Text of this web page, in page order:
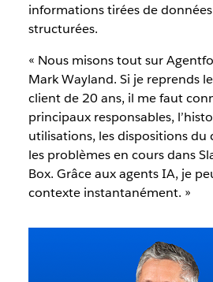
informations tirées de
structurées.
« Nous misons tout sur
Mark Wayland. Si je reprends
client de 20 ans, il me faut
principaux responsables,
utilisations, les dispositions du
les problèmes en cours dans
Box. Grâce aux agents IA, je
contexte instantanément. »